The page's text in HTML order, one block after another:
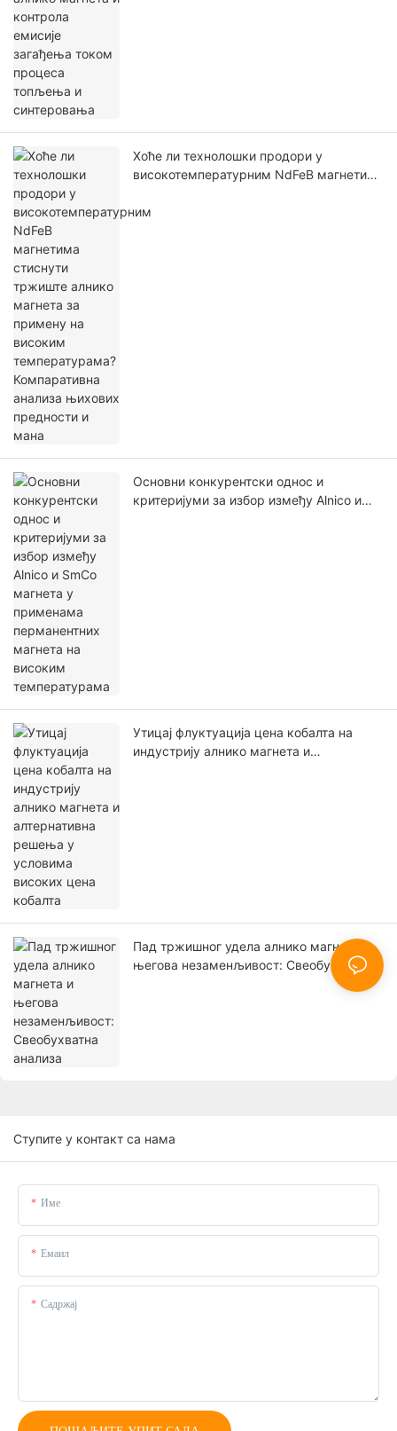
Хоће ли технолошки продори у
високотемпературним NdFeB магнетима
примену на високим температурама?
Основни конкурентски однос и
критеријуми за избор између Alnico и
Утицај флуктуација цена кобалта на
индустрију алнико магнета и
Пад тржишног удела алнико магнета и
његова незаменљивост: Свеобухватна
Ступите у контакт са нама
Име
Емаил
Садржај